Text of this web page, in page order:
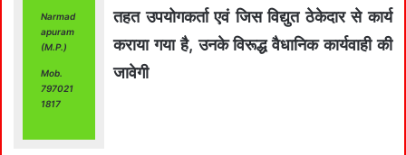
Narmad
apuram
(M.P.)
Mob.
797021
1817
तहत उपयोगकर्ता एवं जिस विद्युत ठेकेदार से कार्य
कराया गया है, उनके विरूद्ध वैधानिक कार्यवाही की
जावेगी